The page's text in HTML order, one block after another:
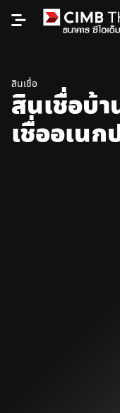
สินเชื่อ
สินเชื่อบ้
เชื่ออเนก